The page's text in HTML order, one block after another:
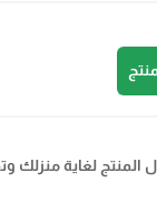
المنتج لغاية منزلك